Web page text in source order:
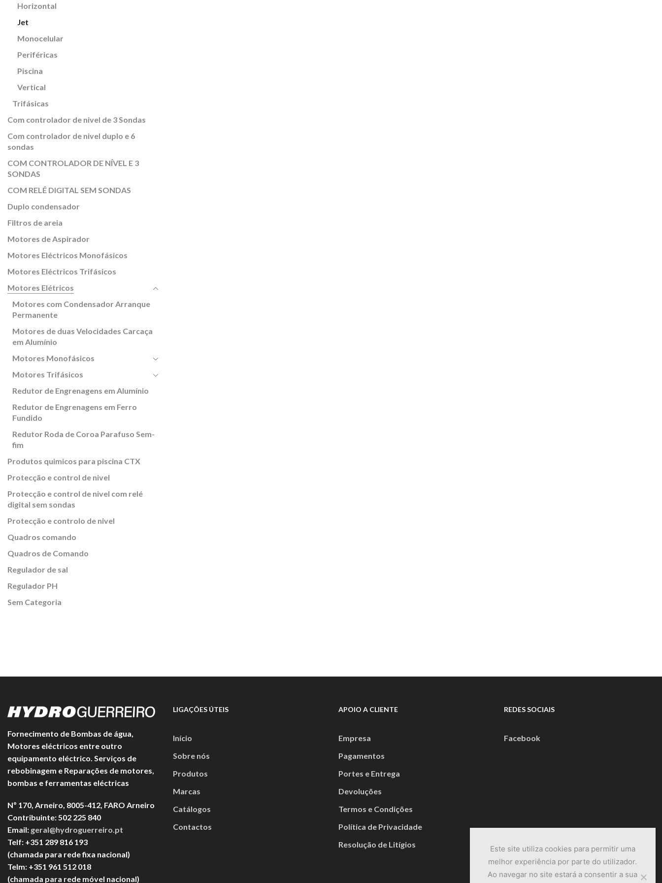
Horizontal
Jet
Monocelular
Periféricas
Piscina
Vertical
Trifásicas
Com controlador de nivel de 3 Sondas
Com controlador de nivel duplo e 6
sondas
COM CONTROLADOR DE NÍVEL E 3
SONDAS
COM RELÉ DIGITAL SEM SONDAS
Duplo condensador
Filtros de areia
Motores de Aspirador
Motores Eléctricos Monofásicos
Motores Eléctricos Trifásicos
Motores Elétricos
Motores com Condensador Arranque
Permanente
Motores de duas Velocidades Carcaça
em Alumínio
Motores Monofásicos
Motores Trifásicos
Redutor de Engrenagens em Alumínio
Redutor de Engrenagens em Ferro
Fundido
Redutor Roda de Coroa Parafuso Sem-
fim
Produtos quimicos para piscina CTX
Protecção e control de nivel
Protecção e control de nivel com relé
digital sem sondas
Protecção e controlo de nivel
Quadros comando
Quadros de Comando
Regulador de sal
Regulador PH
Sem Categoria
Fornecimento de Bombas de água,
Motores eléctricos entre outro
equipamento eléctrico. Serviços de
rebobinagem e Reparações de motores,
bombas e ferramentas eléctricas
Nº 170, Arneiro, 8005-412, FARO Arneiro
Contribuinte: 502 225 840
Email: geral@hydroguerreiro.pt
Telf: +351 289 816 193
(chamada para rede fixa nacional)
Telm: +351 961 512 018
(chamada para rede móvel nacional)
LIGAÇÕES ÚTEIS
Início
Sobre nós
Produtos
Marcas
Catálogos
Contactos
APOIO A CLIENTE
Empresa
Pagamentos
Portes e Entrega
Devoluções
Termos e Condições
Política de Privacidade
Resolução de Litígios
REDES SOCIAIS
Facebook
Este site utiliza cookies para permitir uma
melhor experiência por parte do utilizador.
Ao navegar no site estará a consentir a sua